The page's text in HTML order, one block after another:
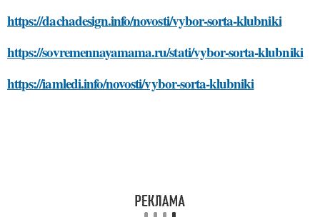
https://dachadesign.info/novosti/vybor-sorta-klubniki
https://sovremennayamama.ru/stati/vybor-sorta-klubniki
https://iamledi.info/novosti/vybor-sorta-klubniki